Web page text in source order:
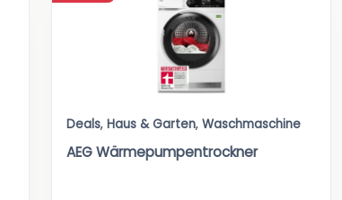
Deals, Haus & Garten, Waschmaschine
AEG Wärmepumpentrockner